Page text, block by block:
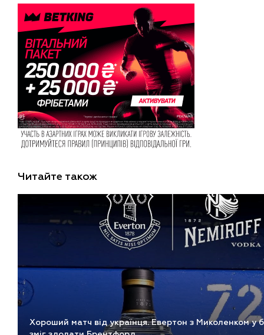
Читайте також
Хороший матч від українця. Евертон з Миколенком у